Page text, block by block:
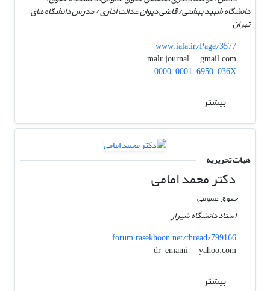
دانشگاه شهید بهشتی/ قاضی دیوان عدالت اداری / مدرس دانشگاه های
تهران
www.iala.ir/Page/3577
malr.journal
gmail.com
0000-0001-6950-036X
بیشتر
هیات تحریریه
دکتر محمد امامی
حقوق عمومی
استاد دانشگاه شیراز
forum.rasekhoon.net/thread/799166
dr_emami
yahoo.com
بیشتر